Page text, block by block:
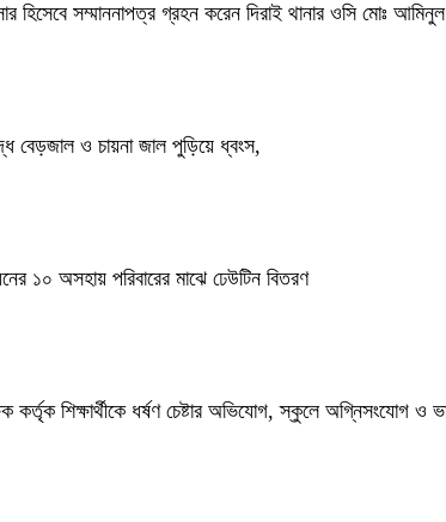
হিসেবে সম্মাননাপত্র গ্রহন করেন দিরাই থানার ওসি মোঃ
বেড়জাল ও চায়না জাল পুড়িয়ে ধ্বংস,
১০ অসহায় পরিবারের মাঝে ঢেউটিন বিতরণ
কর্তৃক শিক্ষার্থীকে ধর্ষণ চেষ্টার অভিযোগ, স্কুলে অগ্নিসংযোগ ও